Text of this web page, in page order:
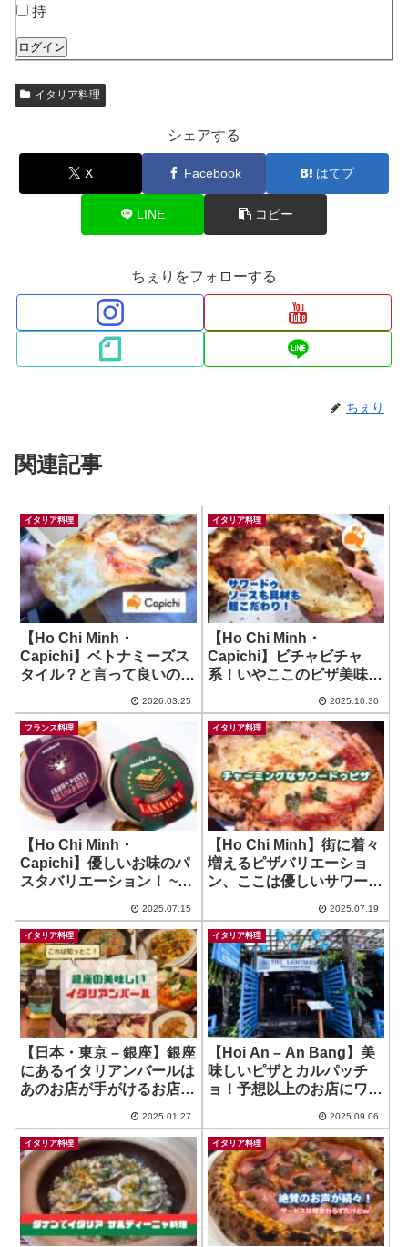
持
ログイン
イタリア料理
シェアする
X Facebook はてブ
LINE コピー
ちぇりをフォローする
ちぇり
関連記事
イタリア料理
【Ho Chi Minh・
Capichi】ベトナミーズス
タイル？と言って良いのか
Craft Pizza
2026.03.25
イタリア料理
【Ho Chi Minh・
Capichi】ビチャビチャ
系！いやここのピザ美味し
Bar
2025.10.30
フランス料理
【Ho Chi Minh・
Capichi】優しいお味のパ
スタバリエーション！ ~
2025.07.15
イタリア料理
【Ho Chi Minh】街に着々
増えるピザバリエーショ
ン、ここは優しいサワード
2025.07.19
イタリア料理
【日本・東京 – 銀座】銀座
にあるイタリアンバールは
あのお店が手がけるお店！
三笠会館本店
2025.01.27
イタリア料理
【Hoi An – An Bang】美
味しいピザとカルパッチ
ョ！予想以上のお店にワク
2025.09.06
イタリア料理 イタリア料理